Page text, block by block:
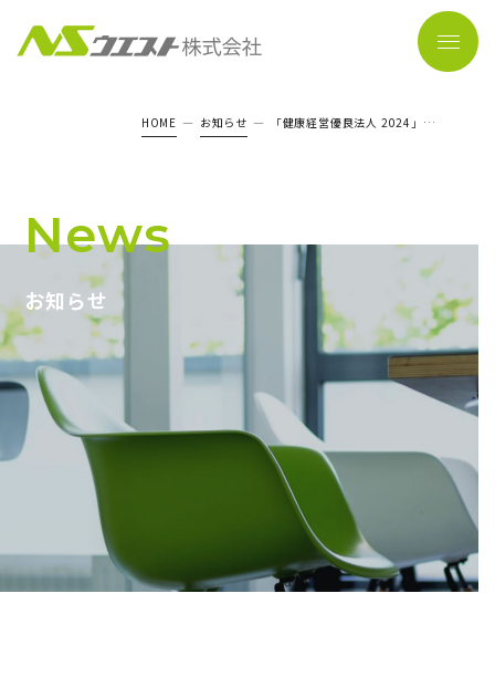
HOME お知らせ 「健康経営優良法人 2024」…
News
お知らせ